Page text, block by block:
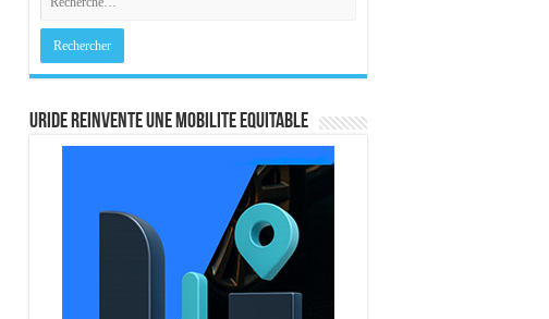
URIDE REINVENTE UNE MOBILITE EQUITABLE